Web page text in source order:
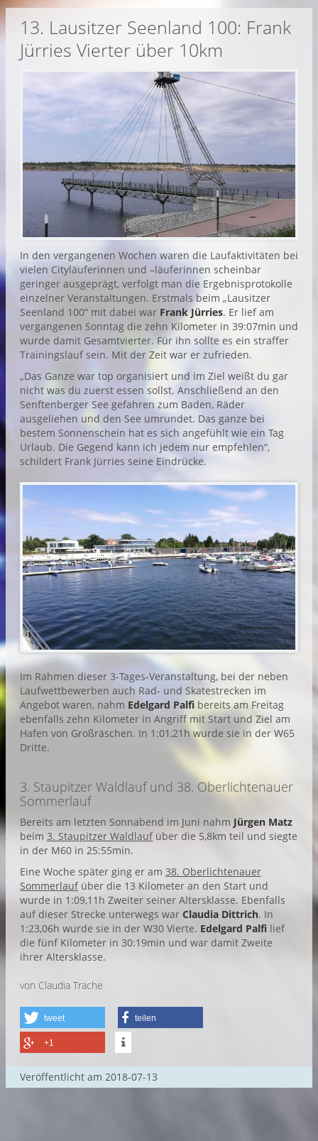
13. Lausitzer Seenland 100: Frank
Jürries Vierter über 10km
In den vergangenen Wochen waren die Laufaktivitäten bei
vielen Cityläuferinnen und –läuferinnen scheinbar
geringer ausgeprägt, verfolgt man die Ergebnisprotokolle
einzelner Veranstaltungen. Erstmals beim „Lausitzer
Seenland 100“ mit dabei war Frank Jürries. Er lief am
vergangenen Sonntag die zehn Kilometer in 39:07min und
wurde damit Gesamtvierter. Für ihn sollte es ein straffer
Trainingslauf sein. Mit der Zeit war er zufrieden.
„Das Ganze war top organisiert und im Ziel weißt du gar
nicht was du zuerst essen sollst. Anschließend an den
Senftenberger See gefahren zum Baden, Räder
ausgeliehen und den See umrundet. Das ganze bei
bestem Sonnenschein hat es sich angefühlt wie ein Tag
Urlaub. Die Gegend kann ich jedem nur empfehlen“,
schildert Frank Jürries seine Eindrücke.
Im Rahmen dieser 3-Tages-Veranstaltung, bei der neben
Laufwettbewerben auch Rad- und Skatestrecken im
Angebot waren, nahm Edelgard Palfi bereits am Freitag
ebenfalls zehn Kilometer in Angriff mit Start und Ziel am
Hafen von Großräschen. In 1:01,21h wurde sie in der W65
Dritte.
3. Staupitzer Waldlauf und 38. Oberlichtenauer
Sommerlauf
Bereits am letzten Sonnabend im Juni nahm Jürgen Matz
beim 3. Staupitzer Waldlaufüber die 5,8km teil und siegte
in der M60 in 25:55min.
Eine Woche später ging er am 38. Oberlichtenauer
Sommerlaufüber die 13 Kilometer an den Start und
wurde in 1:09,11h Zweiter seiner Altersklasse. Ebenfalls
auf dieser Strecke unterwegs war Claudia Dittrich. In
1:23,06h wurde sie in der W30 Vierte. Edelgard Palfi lief
die fünf Kilometer in 30:19min und war damit Zweite
ihrer Altersklasse.
von Claudia Trache
tweet teilen
+1
Veröffentlicht am 2018-07-13